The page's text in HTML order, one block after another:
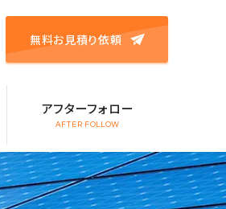
無料お見積り依頼
アフターフォロー
AFTER FOLLOW